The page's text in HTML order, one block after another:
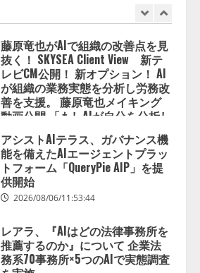
抜く！ SKYSEA Client View 新テ
レビCM公開！ 新オプション！ AI
が組織の業務実態を分析し労務改
善を支援。 藤原竜也メイキング
動画公開 「もしAIが自分を分析し
たら、すぐ休めと言われる自信が
ある」「昨年の夏はカブトムシを
捕まえたり、虫と戦ったり…」
アシストAIテラス、ガバナンス機
能を備えたAIエージェントプラッ
トフォーム「QueryPie AIP」を提
供開始
2026/08/06/11:53:44
レアラ、『AIはどの法律事務所を
推薦するのか』について 企業法
を実施
2026/08/06/11:53:44